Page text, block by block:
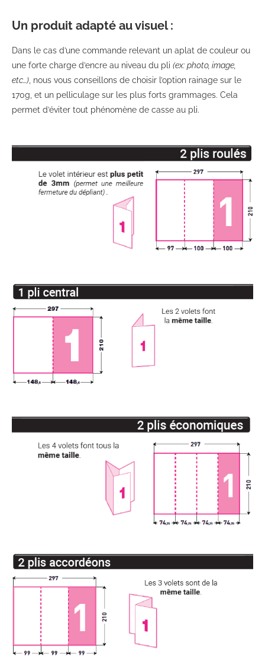
Un produit adapté au visuel :
Dans le cas d’une commande relevant un aplat de couleur ou
une forte charge d’encre au niveau du pli (ex: photo, image,
etc…) , nous vous conseillons de choisir l’option rainage sur le
170g, et un pelliculage sur les plus forts grammages. Cela
permet d’éviter tout phénomène de casse au pli.